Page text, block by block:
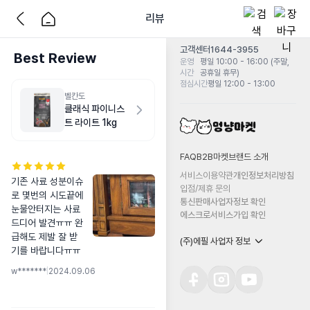
리뷰
Best Review
벨칸도
클래식 파이니스
트 라이트 1kg
기존 사료 성분이슈
로 몇번의 시도끝에
눈물안터지는 사료
드디어 발견ㅠㅠ 완
급해도 제발 잘 받
기를 바랍니다ㅠㅠ
w******* 2024.09.06
고객센터1644-3955
운영
시간
평일 10:00 - 16:00 (주말,
공휴일 휴무)
점심시간평일 12:00 - 13:00
FAQB2B마켓 브랜드 소개
서비스이용약관개인정보처리방침
입점/제휴 문의
통신판매사업자정보 확인
에스크로서비스가입 확인
(주)에필 사업자 정보